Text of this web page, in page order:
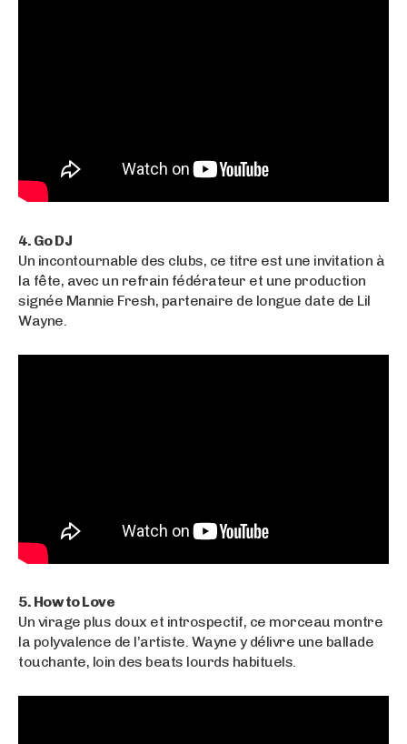
4. Go DJ
Un incontournable des clubs, ce titre est une invitation à
la fête, avec un refrain fédérateur et une production
signée Mannie Fresh, partenaire de longue date de Lil
Wayne.
5. How to Love
Un virage plus doux et introspectif, ce morceau montre
la polyvalence de l’artiste. Wayne y délivre une ballade
touchante, loin des beats lourds habituels.